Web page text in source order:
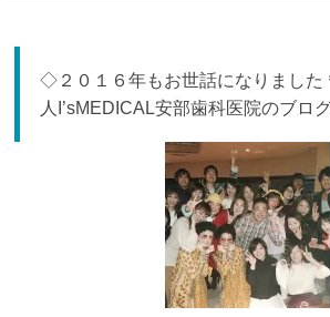
◇２０１６年もお世話になりました
人I’sMEDICAL安部歯科医院のブロ